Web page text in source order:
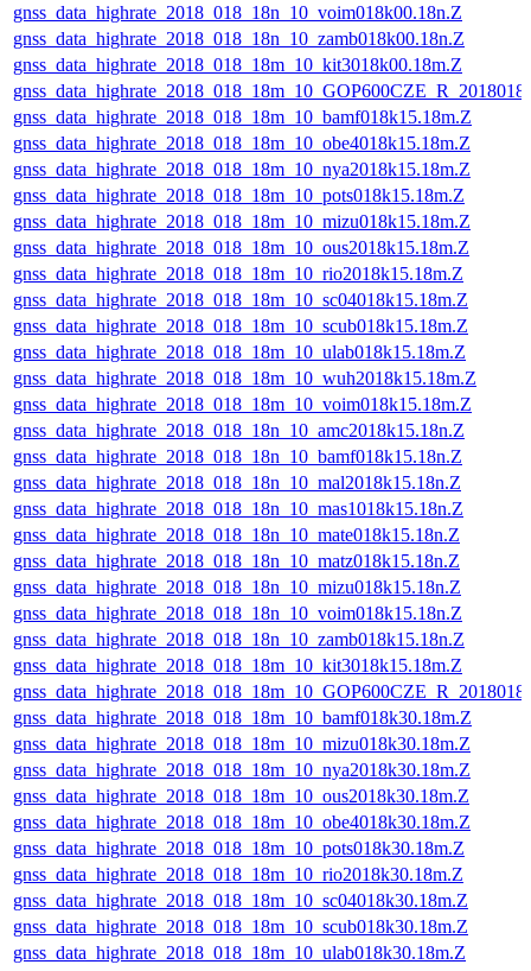
gnss_data_highrate_2018_018_18n_10_voim018k00.18n.Z
gnss_data_highrate_2018_018_18n_10_zamb018k00.18n.Z
gnss_data_highrate_2018_018_18m_10_kit3018k00.18m.Z
gnss_data_highrate_2018_018_18m_10_bamf018k15.18m.Z
gnss_data_highrate_2018_018_18m_10_obe4018k15.18m.Z
gnss_data_highrate_2018_018_18m_10_nya2018k15.18m.Z
gnss_data_highrate_2018_018_18m_10_pots018k15.18m.Z
gnss_data_highrate_2018_018_18m_10_mizu018k15.18m.Z
gnss_data_highrate_2018_018_18m_10_ous2018k15.18m.Z
gnss_data_highrate_2018_018_18m_10_rio2018k15.18m.Z
gnss_data_highrate_2018_018_18m_10_sc04018k15.18m.Z
gnss_data_highrate_2018_018_18m_10_scub018k15.18m.Z
gnss_data_highrate_2018_018_18m_10_ulab018k15.18m.Z
gnss_data_highrate_2018_018_18m_10_wuh2018k15.18m.Z
gnss_data_highrate_2018_018_18m_10_voim018k15.18m.Z
gnss_data_highrate_2018_018_18n_10_amc2018k15.18n.Z
gnss_data_highrate_2018_018_18n_10_bamf018k15.18n.Z
gnss_data_highrate_2018_018_18n_10_mal2018k15.18n.Z
gnss_data_highrate_2018_018_18n_10_mas1018k15.18n.Z
gnss_data_highrate_2018_018_18n_10_mate018k15.18n.Z
gnss_data_highrate_2018_018_18n_10_matz018k15.18n.Z
gnss_data_highrate_2018_018_18n_10_mizu018k15.18n.Z
gnss_data_highrate_2018_018_18n_10_voim018k15.18n.Z
gnss_data_highrate_2018_018_18n_10_zamb018k15.18n.Z
gnss_data_highrate_2018_018_18m_10_kit3018k15.18m.Z
gnss_data_highrate_2018_018_18m_10_bamf018k30.18m.Z
gnss_data_highrate_2018_018_18m_10_mizu018k30.18m.Z
gnss_data_highrate_2018_018_18m_10_nya2018k30.18m.Z
gnss_data_highrate_2018_018_18m_10_ous2018k30.18m.Z
gnss_data_highrate_2018_018_18m_10_obe4018k30.18m.Z
gnss_data_highrate_2018_018_18m_10_pots018k30.18m.Z
gnss_data_highrate_2018_018_18m_10_rio2018k30.18m.Z
gnss_data_highrate_2018_018_18m_10_sc04018k30.18m.Z
gnss_data_highrate_2018_018_18m_10_scub018k30.18m.Z
gnss_data_highrate_2018_018_18m_10_ulab018k30.18m.Z